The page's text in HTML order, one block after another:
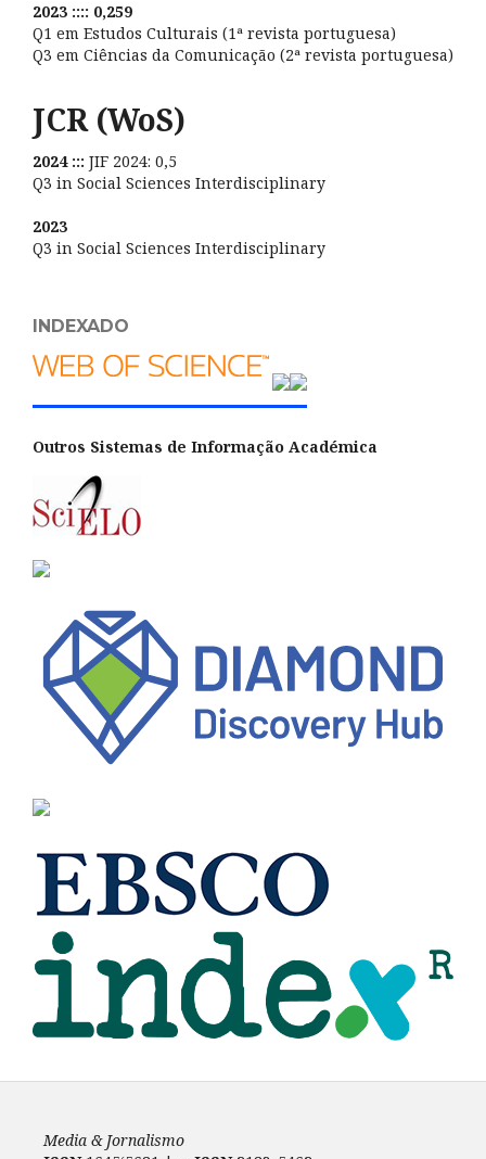
2023 :::: 0,259
Q1 em Estudos Culturais (1ª revista portuguesa)
Q3 em Ciências da Comunicação (2ª revista portuguesa)
JCR (WoS)
2024 ::: JIF 2024: 0,5
Q3 in Social Sciences Interdisciplinary
2023
Q3 in Social Sciences Interdisciplinary
INDEXADO
Outros Sistemas de Informação Académica
Media & Jornalismo